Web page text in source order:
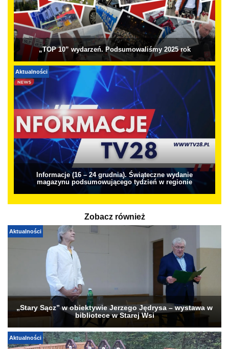
„TOP 10” wydarzeń. Podsumowaliśmy 2025 rok
Aktualności
Informacje (16 – 24 grudnia). Świąteczne wydanie
magazynu podsumowującego tydzień w regionie
Zobacz również
Aktualności
„Stary Sącz” w obiektywie Jerzego Jędrysa – wystawa w
bibliotece w Starej Wsi
Aktualności